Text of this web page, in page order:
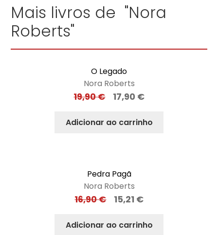
Mais livros de "Nora
Roberts"
O Legado
Nora Roberts
19,90€ 17,90 €
Adicionar ao carrinho
Pedra Pagã
Nora Roberts
16,90€ 15,21 €
Adicionar ao carrinho